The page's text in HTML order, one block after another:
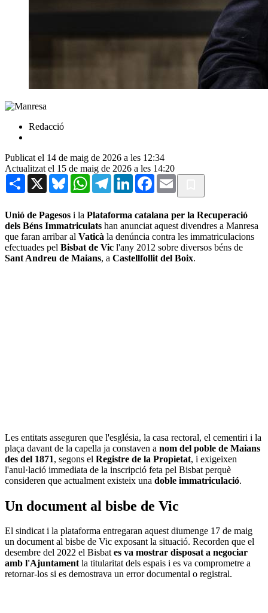
Redacció
Publicat el 14 de maig de 2026 a les 12:34
Actualitzat el 15 de maig de 2026 a les 14:20
Share X BlueskyWhatsAppTelegramLinkedInFacebook
Email
Unió de Pagesos i la Plataforma catalana per la Recuperació
dels Béns Immatriculats han anunciat aquest divendres a Manresa
que faran arribar al Vaticà la denúncia contra les immatriculacions
efectuades pel Bisbat de Vic l'any 2012 sobre diversos béns de
Sant Andreu de Maians, a Castellfollit del Boix.
Les entitats asseguren que l'església, la casa rectoral, el cementiri i la
plaça davant de la capella ja constaven a nom del poble de Maians
des del 1871, segons el Registre de la Propietat, i exigeixen
l'anul·lació immediata de la inscripció feta pel Bisbat perquè
consideren que actualment existeix una doble immatriculació.
Un document al bisbe de Vic
El sindicat i la plataforma entregaran aquest diumenge 17 de maig
un document al bisbe de Vic exposant la situació. Recorden que el
desembre del 2022 el Bisbates va mostrar disposat a negociar
amb l'Ajuntamentla titularitat dels espais i es va comprometre a
retornar-los si es demostrava un error documental o registral.